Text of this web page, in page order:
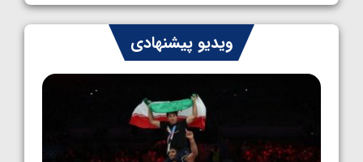
1405/05/07
ایران چشم به راه چهار مدال در پنج وزن دوم
کشتی فرنگی نوجوانان جهان
1405/05/06
ویدیو پیشنهادی